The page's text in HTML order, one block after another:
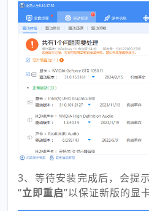
3、等待安装完成后，会提
“立即重启”以保证新版的显